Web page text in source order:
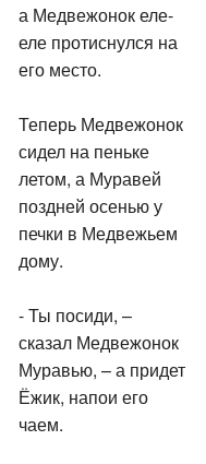
а Медвежонок еле-
еле протиснулся на
его место.
Теперь Медвежонок
сидел на пеньке
летом, а Муравей
поздней осенью у
печки в Медвежьем
дому.
- Ты посиди, –
сказал Медвежонок
Муравью, – а придет
Ёжик, напои его
чаем.